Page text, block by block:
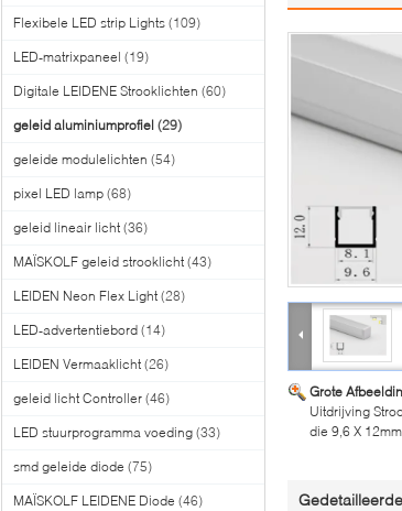
Flexibele LED strip Lights (109)
LED-matrixpaneel (19)
Digitale LEIDENE Strooklichten (60)
geleid aluminiumprofiel (29)
geleide modulelichten (54)
pixel LED lamp (68)
geleid lineair licht (36)
MAÏSKOLF geleid strooklicht (43)
LEIDEN Neon Flex Light (28)
LED-advertentiebord (14)
LEIDEN Vermaaklicht (26)
geleid licht Controller (46)
LED stuurprogramma voeding (33)
smd geleide diode (75)
MAÏSKOLF LEIDENE Diode (46)
Grote
Uitdrijving
die 9,6 X